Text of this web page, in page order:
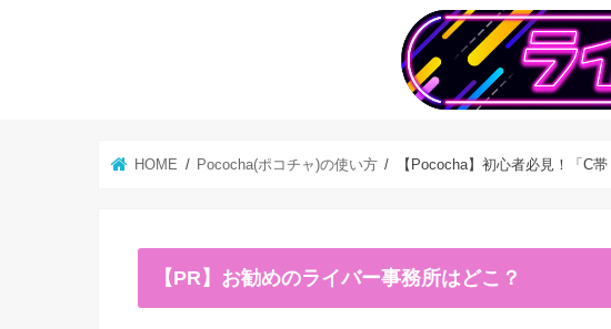
HOME Pococha(ポコチャ)の使い方 【Pococha】初心者必見！「C
【PR】お勧めのライバー事務所はどこ？